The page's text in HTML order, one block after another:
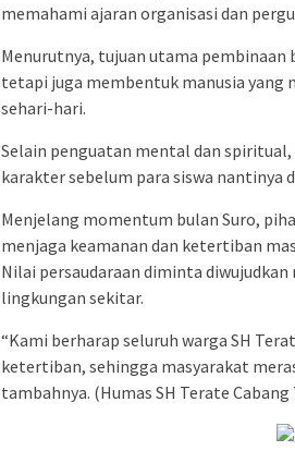
memahami ajaran organisasi dan
Menurutnya, tujuan utama
tetapi juga membentuk manusia yang
sehari-hari.
Selain penguatan mental dan
karakter sebelum para siswa nantinya
Menjelang momentum bulan Suro,
menjaga keamanan dan ketertiban
Nilai persaudaraan diminta
lingkungan sekitar.
“Kami berharap seluruh warga SH
ketertiban, sehingga masyarakat
tambahnya. (Humas SH Terate Cabang